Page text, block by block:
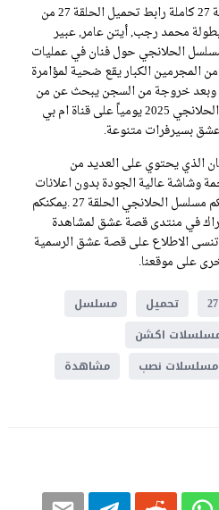
مشاهدة مسلسل الحلانجي الحلقة 27 كاملة رابط تحميل الحلقة 27 من
محمد رجب, أيتن عامر, عبير
الحلانجي حول فنان في عمليات
المجرمين الكبار يقع ضحية لمؤامرة
وبعد خروجة من السجن يبحث عن من
اوقع به للانتقام, وتعرض حلقات الحلانجي 2025 يومياً على قناة ام بي
الذي يحتوي على العديد من
وشاشة عالية الجودة بدون اعلانات
مزعجة. في هذه الحلقة نعرض لكم مسلسل الحلانجي الحلقة 27 .يمكنكم
في منتدى قصة عشق لمشاهدة
تنسى الاطلاع على قصة عشق الرسمية
على موقعنا.
تحميل
مسلسل
اكشن
مسلسلات نصب مشاهدة